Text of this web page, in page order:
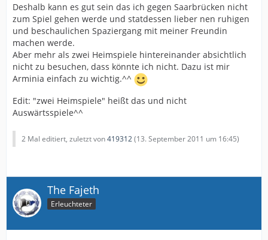
Deshalb kann es gut sein das ich gegen Saarbrücken nicht
zum Spiel gehen werde und statdessen lieber nen ruhigen
und beschaulichen Spaziergang mit meiner Freundin
machen werde.
Aber mehr als zwei Heimspiele hintereinander absichtlich
nicht zu besuchen, dass könnte ich nicht. Dazu ist mir
Arminia einfach zu wichtig.^^
Edit: "zwei Heimspiele" heißt das und nicht
Auswärtsspiele^^
2 Mal editiert, zuletzt von419312(13. September 2011 um 16:45)
The Fajeth
Erleuchteter